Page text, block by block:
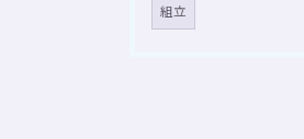
組立